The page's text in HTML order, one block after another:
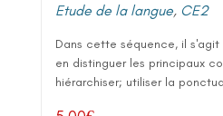
Etude de la langue, CE2
Dans cette séquence, il
en distinguer les principaux
hiérarchiser; utiliser la